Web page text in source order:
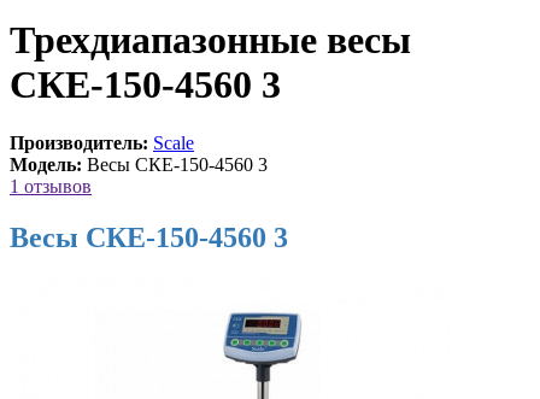
Трехдиапазонные весы
СКЕ-150-4560 3
Производитель: Scale
Модель: Весы СКЕ-150-4560 3
1 отзывов
Весы СКЕ-150-4560 3